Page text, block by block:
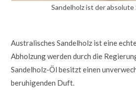
Sandelholz ist der
Australisches Sandelholz ist eine
Abholzung werden durch die
Sandelholz-Öl besitzt einen
beruhigenden Duft.